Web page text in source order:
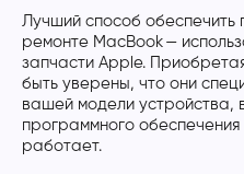
Лучший способ обеспечить
ремонте MacBook —
запчасти Apple.
быть уверены, что они
вашей модели устройства,
программного
работает.